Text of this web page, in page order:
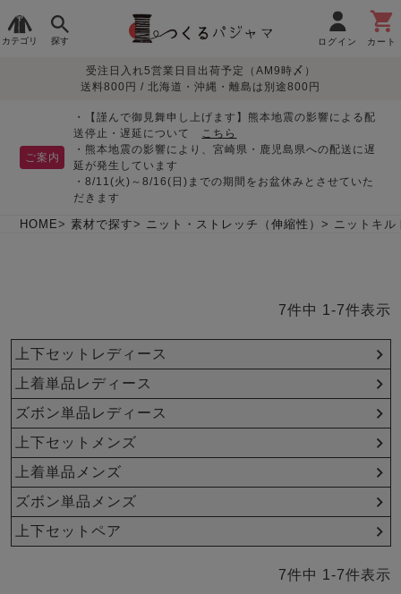
カテゴリ 探す ログイン カート
レディースパジャマ
春
メンズパジャマ
生地で
さがす
オーガニック素材
サッカー/ちぢみ 楊
柳
起毛/フランネル
目的別で
さがす
敏感肌用
パジャマ
入院・介護
胸が目立たない
パジャマ
そろえたい
体型別におすすめパジ
ャマ
カタログギフト
デザインで
さがす
羽織・バスロ
上着単品
ズボン単品
夏パジャマ特集 つくるパジャマとは
について
会社概要
受注日入れ5営業日目出荷予定（AM9時〆）
送料800円 / 北海道・沖縄・離島は別途800円
ご案内
・【謹んで御見舞申し上げます】熊本地震の影響による配
送停止・遅延について こちら
・熊本地震の影響により、宮崎県・鹿児島県への配送に遅
延が発生しています
・8/11(火)～8/16(日)までの期間をお盆休みとさせていた
だきます
HOME 素材で探す ニット・ストレッチ（伸縮性） ニットキル
7件中 1 -7件表示
上下セットレディース
上着単品レディース
ズボン単品レディース
上下セットメンズ
上着単品メンズ
ズボン単品メンズ
上下セットペア
7件中 1 -7件表示